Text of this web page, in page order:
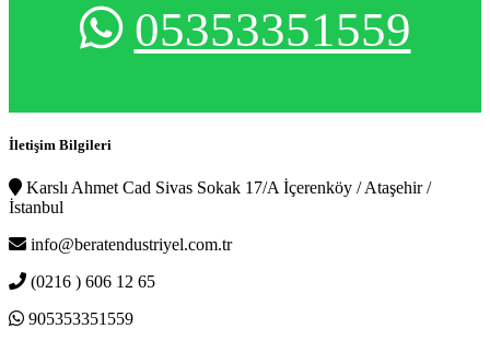
05353351559
İletişim Bilgileri
Karslı Ahmet Cad Sivas Sokak 17/A İçerenköy / Ataşehir /
İstanbul
info@beratendustriyel.com.tr
(0216 ) 606 12 65
905353351559